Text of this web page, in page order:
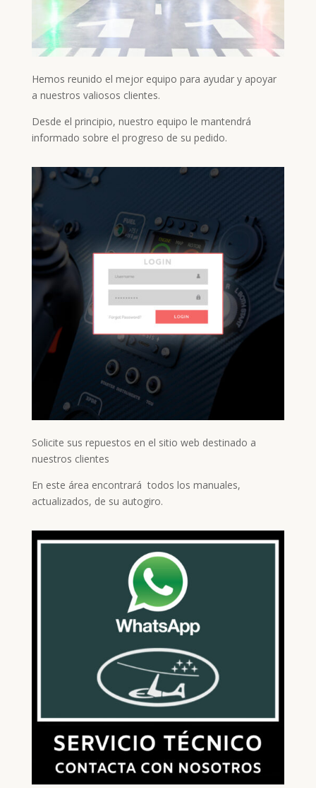
Hemos reunido el mejor equipo para ayudar y apoyar
a nuestros valiosos clientes.
Desde el principio, nuestro equipo le mantendrá
informado sobre el progreso de su pedido.
Solicite sus repuestos en el sitio web destinado a
nuestros clientes
En este área encontrará todos los manuales,
actualizados, de su autogiro.